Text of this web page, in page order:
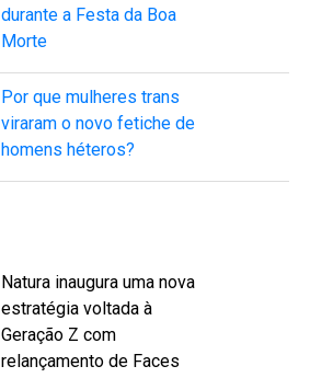
durante a Festa da Boa
Morte
Por que mulheres trans
viraram o novo fetiche de
homens héteros?
Natura inaugura uma nova
estratégia voltada à
Geração Z com
relançamento de Faces